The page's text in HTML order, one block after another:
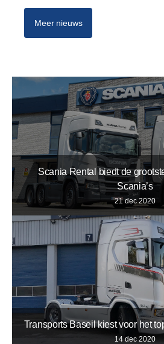
Meer nieuws
Scania Rental biedt de
Scania’s
21 dec 2020
Transports Baseil kiest voor het
14 dec 2020